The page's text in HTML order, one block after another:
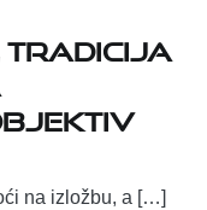
tradicija
na izložbu, a […]